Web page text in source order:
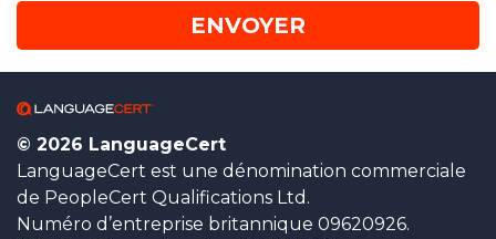
© 2026 LanguageCert
LanguageCert est une dénomination commerciale
de PeopleCert Qualifications Ltd.
Numéro d’entreprise britannique 09620926.